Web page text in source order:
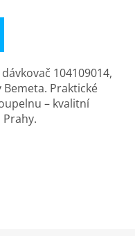
104109014,
Bemeta. Praktické
– kvalitní